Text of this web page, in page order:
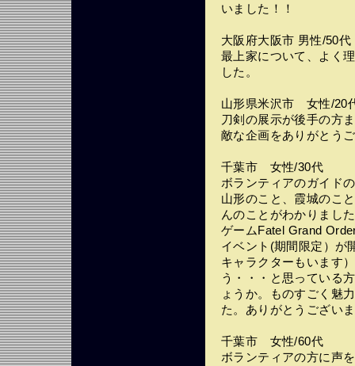
いました！！
大阪府大阪市 男性/50代
最上家について、よく
した。
山形県米沢市 女性/20
刀剣の展示が後手の方
敵な企画をありがとう
千葉市 女性/30代
ボランティアのガイド
山形のこと、霞城のこ
んのことがわかりまし
ゲームFatel Grand
イベント(期間限定）が
キャラクターもいます
う・・・と思っている
ょうか。ものすごく魅
た。ありがとうござい
千葉市 女性/60代
ボランティアの方に声